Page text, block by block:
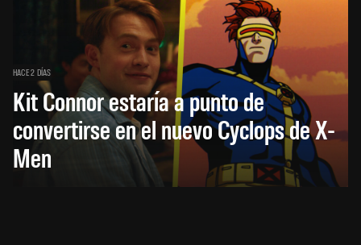
HACE 2 DÍAS
Kit Connor estaría a punto de
convertirse en el nuevo Cyclops de X-
Men